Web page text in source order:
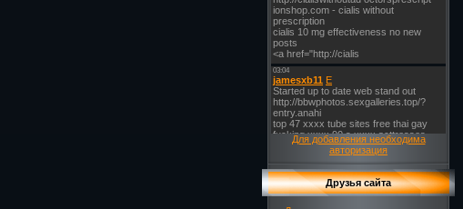
Для добавления необходима
авторизация
Друзья сайта